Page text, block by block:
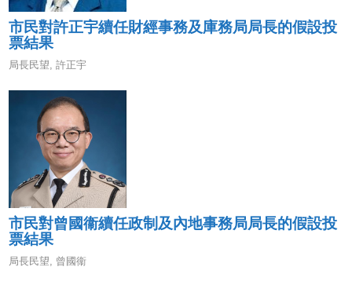
市民對許正宇續任財經事務及庫務局局長的假設投
票結果
局長民望, 許正宇
市民對曾國衞續任政制及內地事務局局長的假設投
票結果
局長民望, 曾國衞